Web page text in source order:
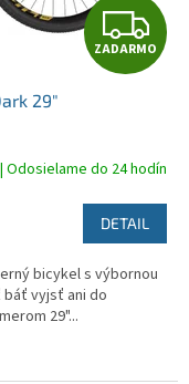
Z
A
A
R
M
ZADARMO
29"
Odosielame do 24 hodín
DETAIL
bicykel s výbornou
vyjsť ani do
29"...